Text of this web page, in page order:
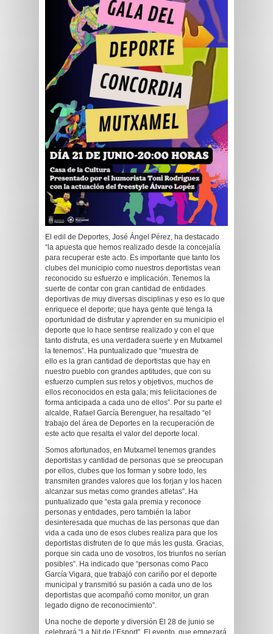
El edil de Deportes, José Ángel Pérez, ha destacado
“la apuesta que hemos realizado desde la concejalía
para recuperar este acto. Es importante que tanto los
clubes del municipio como nuestros deportistas vean
reconocido su esfuerzo e implicación. Tenemos la
suerte de contar con gran cantidad de entidades
deportivas de muy diversas disciplinas y eso es lo que
enriquece el deporte; que haya gente que tenga la
oportunidad de disfrutar y aprender en su municipio el
deporte que lo hace sentirse realizado y con el que
tanto disfruta, es una verdadera suerte y en Mutxamel
la tenemos”. Ha puntualizado que “muestra de
ello es la gran cantidad de deportistas que hay en
nuestro pueblo con grandes aptitudes, que con su
esfuerzo cumplen sus retos y objetivos, muchos de
ellos reconocidos en esta gala; mis felicitaciones de
forma anticipada a cada uno de ellos”. Por su parte el
alcalde, Rafael García Berenguer, ha resaltado “el
trabajo del área de Deportes en la recuperación de
este acto que resalta el valor del deporte local.
Somos afortunados, en Mutxamel tenemos grandes
deportistas y cantidad de personas que se preocupan
por ellos, clubes que los forman y sobre todo, les
transmiten grandes valores que los forjan y los hacen
alcanzar sus metas como grandes atletas”. Ha
puntualizado que “esta gala premia y reconoce
personas y entidades, pero también la labor
desinteresada que muchas de las personas que dan
vida a cada uno de esos clubes realiza para que los
deportistas disfruten de lo que más les gusta. Gracias,
porque sin cada uno de vosotros, los triunfos no serían
posibles”. Ha indicado que “personas como Paco
García Vigara, que trabajó con cariño por el deporte
municipal y transmitió su pasión a cada uno de los
deportistas que acompañó como monitor, un gran
legado digno de reconocimiento”.
Una noche de deporte y diversión El 28 de junio se
celebrará “La Nit de l’Esport”. El evento, que empezará